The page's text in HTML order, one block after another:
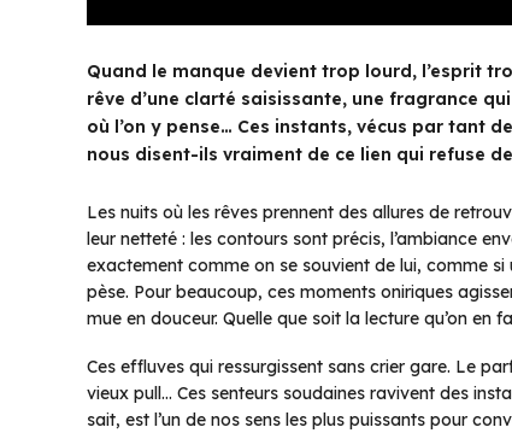
Quand le manque devient trop lourd, l’esprit
rêve d’une clarté saisissante, une fragrance
où l’on y pense… Ces instants, vécus par tant
nous disent-ils vraiment de ce lien qui refuse de
Les nuits où les rêves prennent des allures de
leur netteté : les contours sont précis, l’ambiance
exactement comme on se souvient de lui, comme
pèse. Pour beaucoup, ces moments oniriques
mue en douceur. Quelle que soit la lecture qu’on en
Ces effluves qui ressurgissent sans crier gare. Le
vieux pull… Ces senteurs soudaines ravivent des
sait, est l’un de nos sens les plus puissants pour